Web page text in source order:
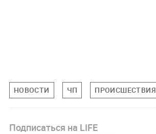
НОВОСТИ ЧП ПРОИСШЕСТВИЯ
Подписаться на LIFE